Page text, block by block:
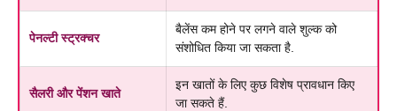
पेनल्टी स्ट्रक्चर
बैलेंस कम होने पर लगने वाले शुल्क को
संशोधित किया जा सकता है.
सैलरी और पेंशन खाते
इन खातों के लिए कुछ विशेष प्रावधान किए
जा सकते हैं.